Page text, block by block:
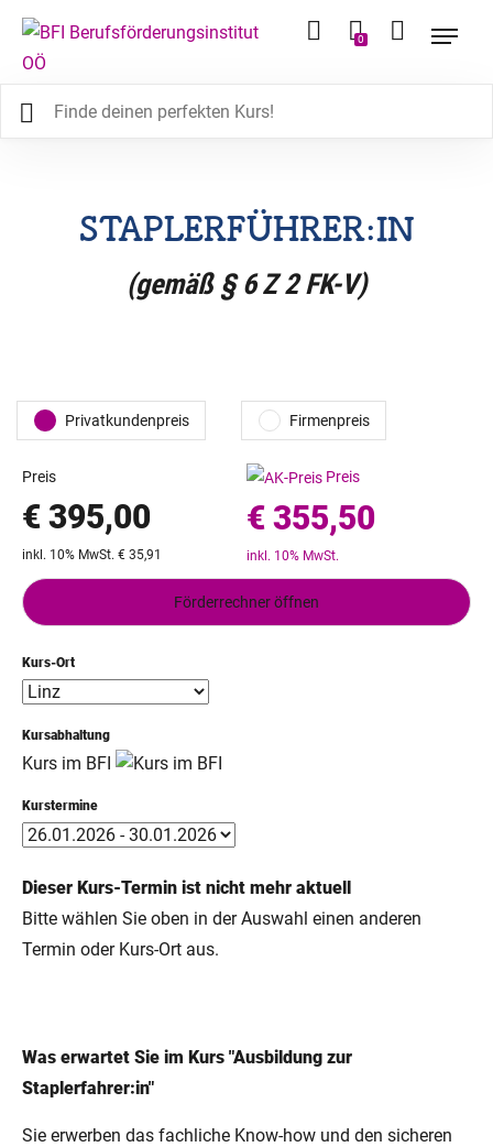
0
STAPLERFÜHRER:IN
(gemäß § 6 Z 2 FK-V)
Was erwartet Sie im Kurs "Ausbildung zur
Staplerfahrer:in"
Sie erwerben das fachliche Know-how und den sicheren
Kurs-Ort
Kursabhaltung
Kurs im BFI
Kurstermine
Privatkundenpreis Firmenpreis
Preis
€ 395,00
inkl. 10% MwSt. € 35,91
Preis
€ 355,50
inkl. 10% MwSt.
Förderrechner öffnen
Dieser Kurs-Termin ist nicht mehr aktuell
Bitte wählen Sie oben in der Auswahl einen anderen
Termin oder Kurs-Ort aus.